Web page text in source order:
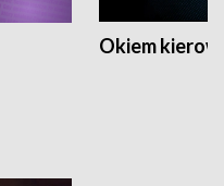
Okiem